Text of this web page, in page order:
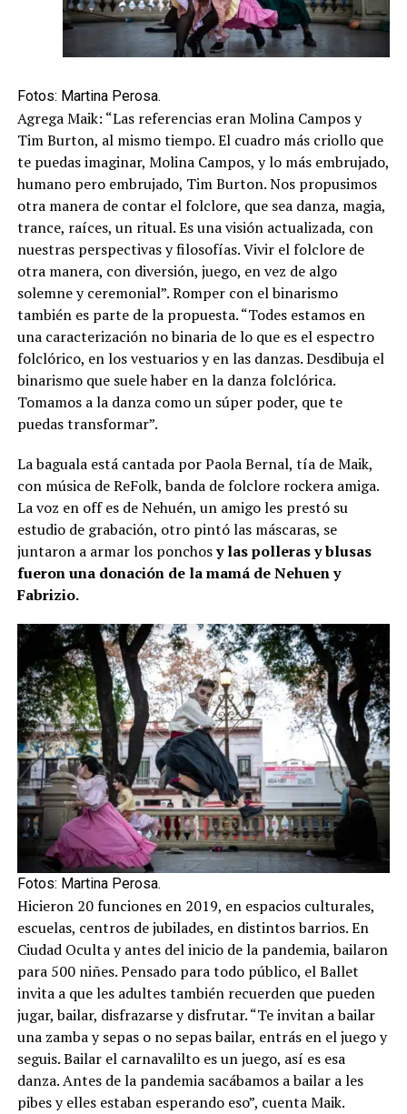
Fotos: Martina Perosa.
Agrega Maik: “Las referencias eran Molina Campos y
Tim Burton, al mismo tiempo. El cuadro más criollo que
te puedas imaginar, Molina Campos, y lo más embrujado,
humano pero embrujado, Tim Burton. Nos propusimos
otra manera de contar el folclore, que sea danza, magia,
trance, raíces, un ritual. Es una visión actualizada, con
nuestras perspectivas y filosofías. Vivir el folclore de
otra manera, con diversión, juego, en vez de algo
solemne y ceremonial”. Romper con el binarismo
también es parte de la propuesta. “Todes estamos en
una caracterización no binaria de lo que es el espectro
folclórico, en los vestuarios y en las danzas. Desdibuja el
binarismo que suele haber en la danza folclórica.
Tomamos a la danza como un súper poder, que te
puedas transformar”.
La baguala está cantada por Paola Bernal, tía de Maik,
con música de ReFolk, banda de folclore rockera amiga.
La voz en off es de Nehuén, un amigo les prestó su
estudio de grabación, otro pintó las máscaras, se
juntaron a armar los ponchosy las polleras y blusas
fueron una donación de la mamá de Nehuen y
Fabrizio.
Fotos: Martina Perosa.
Hicieron 20 funciones en 2019, en espacios culturales,
escuelas, centros de jubilades, en distintos barrios. En
Ciudad Oculta y antes del inicio de la pandemia, bailaron
para 500 niñes. Pensado para todo público, el Ballet
invita a que les adultes también recuerden que pueden
jugar, bailar, disfrazarse y disfrutar. “Te invitan a bailar
una zamba y sepas o no sepas bailar, entrás en el juego y
seguis. Bailar el carnavalilto es un juego, así es esa
danza. Antes de la pandemia sacábamos a bailar a les
pibes y elles estaban esperando eso”, cuenta Maik.